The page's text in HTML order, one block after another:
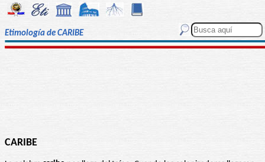
Etimología de CARIBE
CARIBE